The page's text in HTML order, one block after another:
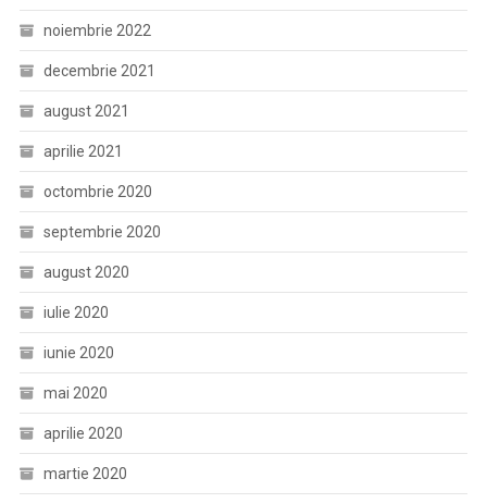
noiembrie 2022
decembrie 2021
august 2021
aprilie 2021
octombrie 2020
septembrie 2020
august 2020
iulie 2020
iunie 2020
mai 2020
aprilie 2020
martie 2020